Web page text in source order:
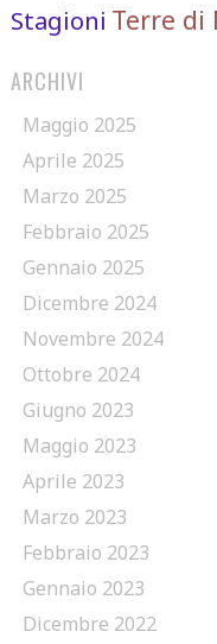
Stagioni Terre di
ARCHIVI
Maggio 2025
Aprile 2025
Marzo 2025
Febbraio 2025
Gennaio 2025
Dicembre 2024
Novembre 2024
Ottobre 2024
Giugno 2023
Maggio 2023
Aprile 2023
Marzo 2023
Febbraio 2023
Gennaio 2023
Dicembre 2022